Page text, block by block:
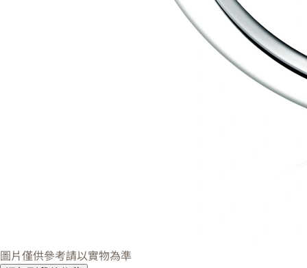
圖片僅供參考請以實物為準